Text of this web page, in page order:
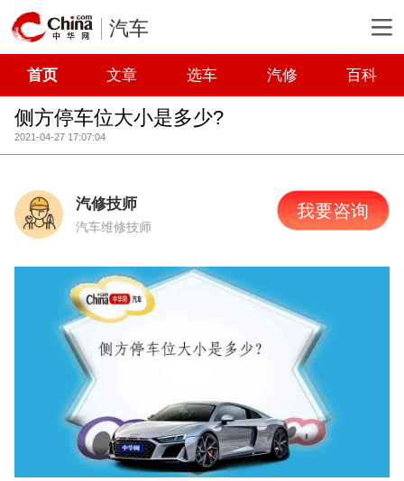
汽车
首页 文章 选车 汽修 百科
侧方停车位大小是多少?
2021-04-27 17:07:04
汽修技师
汽车维修技师
我要咨询